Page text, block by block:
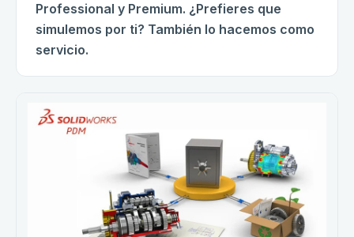
Professional y Premium. ¿Prefieres que
simulemos por ti? También lo hacemos como
servicio.